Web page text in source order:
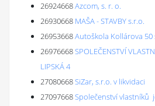
26924668Azcom, s. r. o.
26930668 MAŠA - STAVBY s.r.o.
26953668Autoškola Kollárova 50
26976668SPOLEČENSTVÍ
LIPSKÁ 4
27080668SiZar, s.r.o. v likvidaci
27097668Společenství